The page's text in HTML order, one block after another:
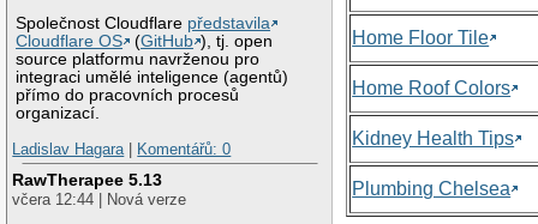
Společnost Cloudflare představila
Cloudflare OS
(GitHub ), tj. open
source platformu navrženou pro
integraci umělé inteligence (agentů)
přímo do pracovních procesů
organizací.
Ladislav Hagara
Komentářů: 0
RawTherapee 5.13
včera 12:44 | Nová verze
Home Floor Tile
Home Roof Colors
Kidney Health Tips
Plumbing Chelsea